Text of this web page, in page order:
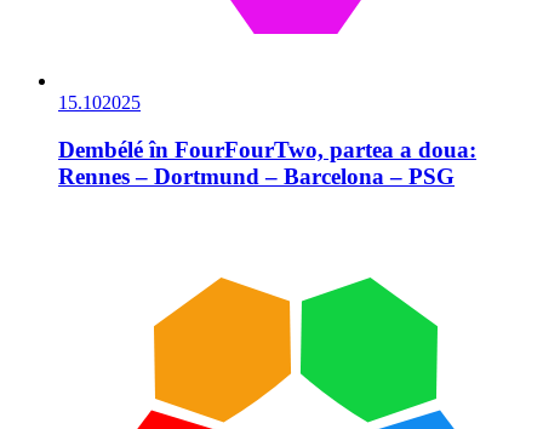
15.102025
Dembélé în FourFourTwo, partea a doua:
Rennes – Dortmund – Barcelona – PSG